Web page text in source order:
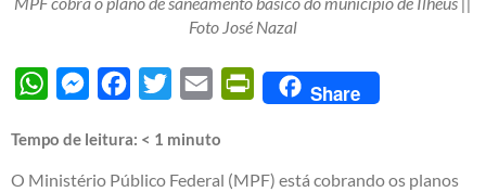
Foto José Nazal
WhatsAppMessengerFacebook
Twitter Email PrintFriendly
Share
Tempo de leitura: < 1 minuto
O Ministério Público Federal (MPF) está cobrando os planos